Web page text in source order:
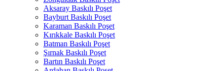
Aksaray Baskılı Poşet
Bayburt Baskılı Poşet
Karaman Baskılı Poşet
Kırıkkale Baskılı Poşet
Batman Baskılı Poşet
Şırnak Baskılı Poşet
Bartın Baskılı Poşet